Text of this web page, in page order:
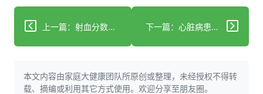
上一篇：射血分数正常的急性心肌梗死后使用β受体阻滞剂研究 下一篇：心脏病患者服用定制维生素D剂量 心脏病发作风险降低52%
本文内容由家庭大健康团队所原创或整理，未经授权不得转
载、摘编或利用其它方式使用。欢迎分享至朋友圈。